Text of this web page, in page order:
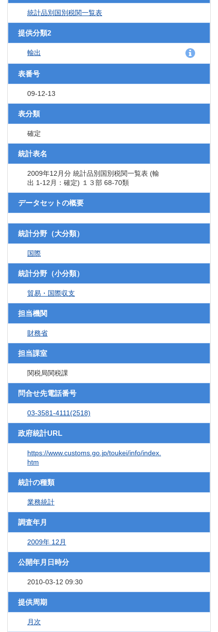
統計品別国別税関一覧表
提供分類2
輸出
表番号
09-12-13
表分類
確定
統計表名
2009年12月分 統計品別国別税関一覧表 (輸
出 1-12月：確定) １３部 68-70類
データセットの概要
統計分野（大分類）
国際
統計分野（小分類）
貿易・国際収支
担当機関
財務省
担当課室
関税局関税課
問合せ先電話番号
03-3581-4111(2518)
政府統計URL
https://www.customs.go.jp/toukei/info/index.
htm
統計の種類
業務統計
調査年月
2009年 12月
公開年月日時分
2010-03-12 09:30
提供周期
月次